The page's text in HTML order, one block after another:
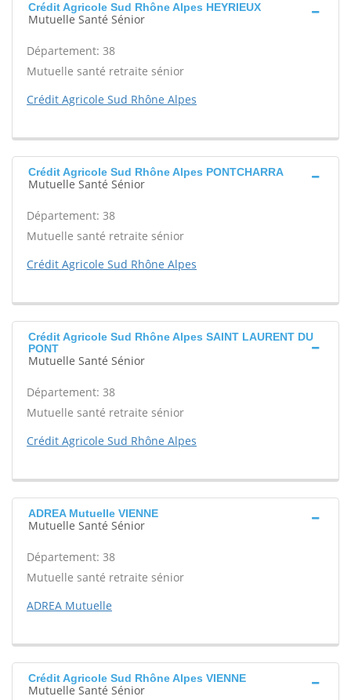
Crédit Agricole Sud Rhône Alpes HEYRIEUX
Mutuelle Santé Sénior
Département: 38
Mutuelle santé retraite sénior
Crédit Agricole Sud Rhône Alpes
Crédit Agricole Sud Rhône Alpes PONTCHARRA
Mutuelle Santé Sénior
Département: 38
Mutuelle santé retraite sénior
Crédit Agricole Sud Rhône Alpes
Crédit Agricole Sud Rhône Alpes SAINT LAURENT DU
PONT
Mutuelle Santé Sénior
Département: 38
Mutuelle santé retraite sénior
Crédit Agricole Sud Rhône Alpes
ADREA Mutuelle VIENNE
Mutuelle Santé Sénior
Département: 38
Mutuelle santé retraite sénior
ADREA Mutuelle
Crédit Agricole Sud Rhône Alpes VIENNE
Mutuelle Santé Sénior